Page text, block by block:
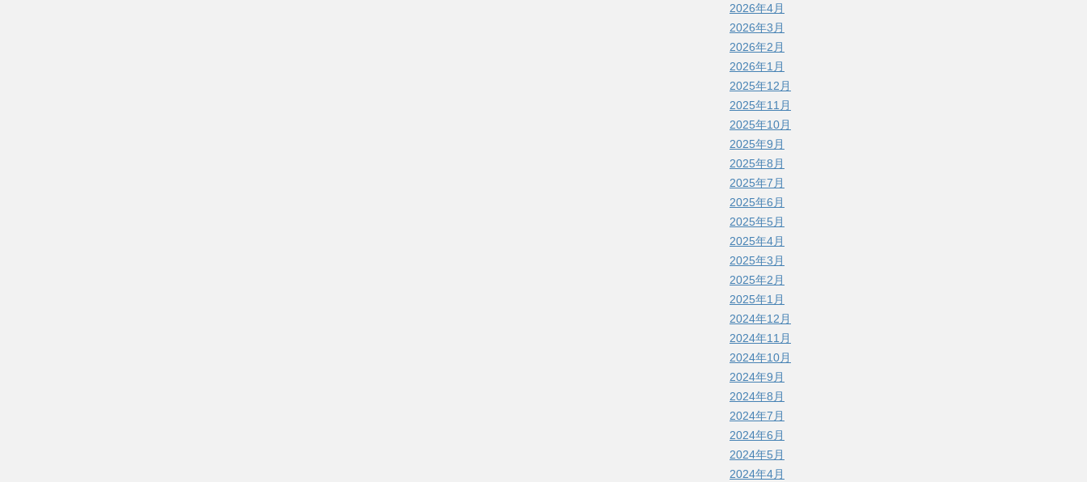
2026年4月
2026年3月
2026年2月
2026年1月
2025年12月
2025年11月
2025年10月
2025年9月
2025年8月
2025年7月
2025年6月
2025年5月
2025年4月
2025年3月
2025年2月
2025年1月
2024年12月
2024年11月
2024年10月
2024年9月
2024年8月
2024年7月
2024年6月
2024年5月
2024年4月